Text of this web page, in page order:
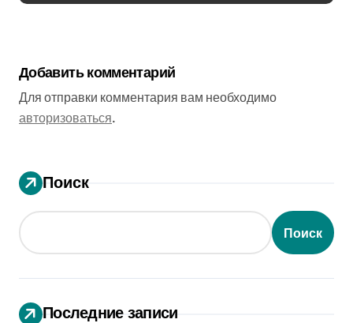
Добавить комментарий
Для отправки комментария вам необходимо
авторизоваться.
Поиск
Поиск
Последние записи